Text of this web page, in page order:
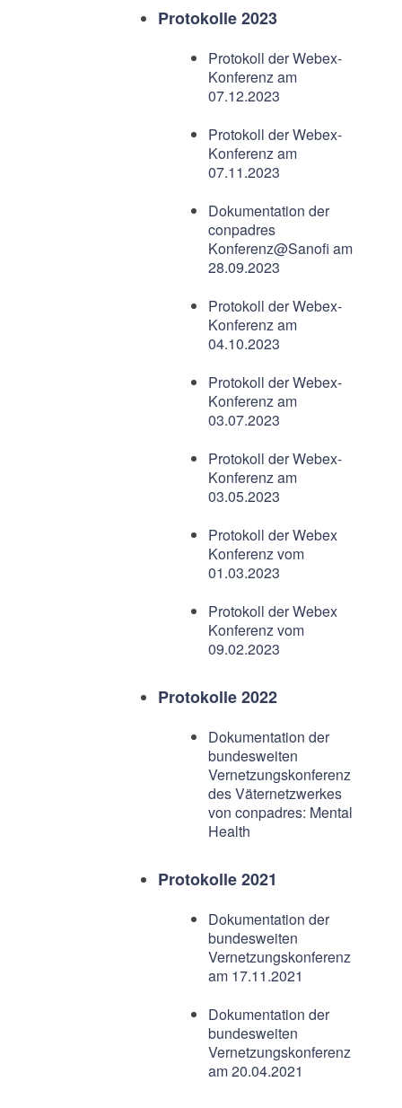
Protokolle 2023
Protokoll der Webex-
Konferenz am
07.12.2023
Protokoll der Webex-
Konferenz am
07.11.2023
Dokumentation der
conpadres
Konferenz@Sanofi am
28.09.2023
Protokoll der Webex-
Konferenz am
04.10.2023
Protokoll der Webex-
Konferenz am
03.07.2023
Protokoll der Webex-
Konferenz am
03.05.2023
Protokoll der Webex
Konferenz vom
01.03.2023
Protokoll der Webex
Konferenz vom
09.02.2023
Protokolle 2022
Dokumentation der
bundesweiten
Vernetzungskonferenz
des Väternetzwerkes
von conpadres: Mental
Health
Protokolle 2021
Dokumentation der
bundesweiten
Vernetzungskonferenz
am 17.11.2021
Dokumentation der
bundesweiten
Vernetzungskonferenz
am 20.04.2021